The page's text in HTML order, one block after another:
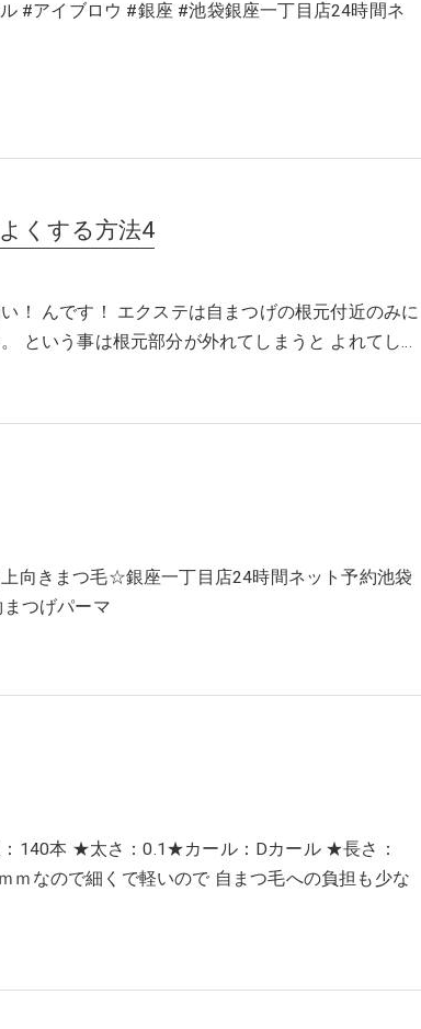
#アイブロウ #銀座 #池袋銀座一丁目店24時間ネ
くする方法4
！ んです！ エクステは自まつげの根元付近のみに
という事は根元部分が外れてしまうと よれてし…
向きまつ毛☆銀座一丁目店24時間ネット予約池袋
つげパーマ
140本 ★太さ：0.1★カール：Dカール ★長さ：
なので細くで軽いので 自まつ毛への負担も少な